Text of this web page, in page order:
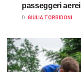
passeggeri aerei
DI GIULIA TORBIDONI